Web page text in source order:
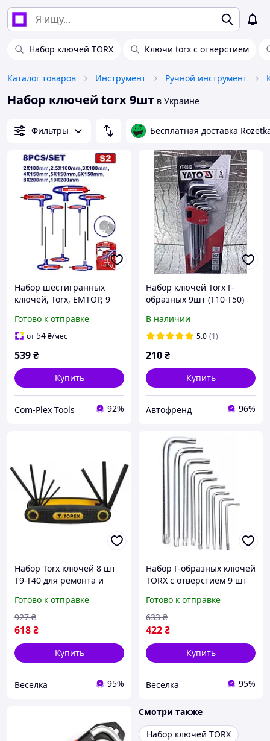
Набор ключей TORX Ключи torx с отверстием
Каталог товаров Инструмент Ручной инструмент
Набор ключей torx 9шт в Украине
Фильтры Бесплатная доставка
Набор шестигранных
ключей, Torx, EMTOP, 9
Готово к отправке
от54₴/мес
539₴
Купить
Com-Plex Tools 92%
Набор ключей Torx Г-
образных 9шт (T10-T50)
В наличии
5.0 (1)
210₴
Купить
Автофренд 96%
Набор Torx ключей 8 шт
T9-T40 для ремонта и
инструменты для дома и
работы FLAME
Готово к отправке
618₴
927 ₴
Купить
Веселка 95%
Набор Г-образных ключей
TORX с отверстием 9 шт
и электроники FLAME
Готово к отправке
422₴
633 ₴
Купить
Веселка 95%
Смотри также
Набор ключей TORX